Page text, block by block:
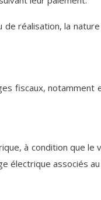
réalisation, la
fiscaux,
à condition que
électrique associés au